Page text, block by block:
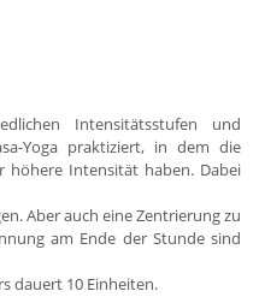
Intensitätsstufen und
Yoga praktiziert, in dem die
höhere Intensität haben. Dabei
Aber auch eine Zentrierung zu
am Ende der Stunde sind
dauert 10 Einheiten.